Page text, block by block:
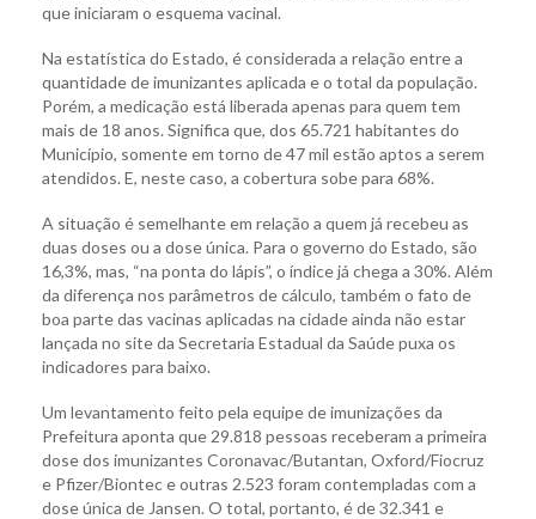
que iniciaram o esquema vacinal.
Na estatística do Estado, é considerada a relação entre a
quantidade de imunizantes aplicada e o total da população.
Porém, a medicação está liberada apenas para quem tem
mais de 18 anos. Significa que, dos 65.721 habitantes do
Município, somente em torno de 47 mil estão aptos a serem
atendidos. E, neste caso, a cobertura sobe para 68%.
A situação é semelhante em relação a quem já recebeu as
duas doses ou a dose única. Para o governo do Estado, são
16,3%, mas, “na ponta do lápis”, o índice já chega a 30%. Além
da diferença nos parâmetros de cálculo, também o fato de
boa parte das vacinas aplicadas na cidade ainda não estar
lançada no site da Secretaria Estadual da Saúde puxa os
indicadores para baixo.
Um levantamento feito pela equipe de imunizações da
Prefeitura aponta que 29.818 pessoas receberam a primeira
dose dos imunizantes Coronavac/Butantan, Oxford/Fiocruz
e Pfizer/Biontec e outras 2.523 foram contempladas com a
dose única de Jansen. O total, portanto, é de 32.341 e